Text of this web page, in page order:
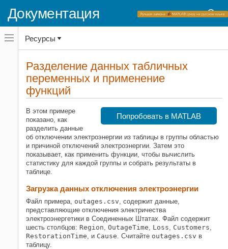
Документация
Переключатель
навигационного
меню
переключатель
навигационного
MATLAB
Основы языка
Типы данных
Таблицы
MATLAB
Импорт и анализ данных
Предварительная обработка данных
Разделение данных табличных
НА ЭТОЙ СТРАНИЦЕ
Загрузка данных отключения
электроэнергии
Вычисление максимальной потери
мощности
Вычисление количества затронутых
Ресурсы
Разделение данных табличных
переменных и применение
функций
Попробовать в MATLAB
В этом примере
показано, как
разделить данные
об отключении электроэнергии из таблицы в группы областью
и причиной отключений электроэнергии. Затем это
показывает, как применить функции, чтобы вычислить
статистику для каждой группы и собрать результаты в
таблице.
Загрузка данных отключения электроэнергии
Файл примера, outages.csv, содержит данные,
представляющие отключения электричества
электроэнергетики в Соединенных Штатах. Файл содержит
шесть столбцов: Region, OutageTime, Loss, Customers,
RestorationTime, и Cause. Считайте outages.csv в
таблицу.